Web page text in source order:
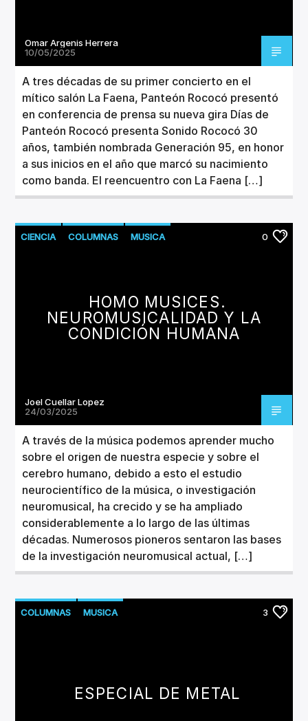
Omar Argenis Herrera
10/05/2025
A tres décadas de su primer concierto en el
mítico salón La Faena, Panteón Rococó presentó
en conferencia de prensa su nueva gira Días de
Panteón Rococó presenta Sonido Rococó 30
años, también nombrada Generación 95, en honor
a sus inicios en el año que marcó su nacimiento
como banda. El reencuentro con La Faena […]
CIENCIA COLUMNAS MUSICA 0
HOMO MUSICES.
NEUROMUSICALIDAD Y LA
CONDICIÓN HUMANA
Joel Cuellar Lopez
24/03/2025
A través de la música podemos aprender mucho
sobre el origen de nuestra especie y sobre el
cerebro humano, debido a esto el estudio
neurocientífico de la música, o investigación
neuromusical, ha crecido y se ha ampliado
considerablemente a lo largo de las últimas
décadas. Numerosos pioneros sentaron las bases
de la investigación neuromusical actual, […]
COLUMNAS MUSICA 3
ESPECIAL DE METAL